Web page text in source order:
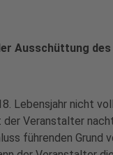
Ausschüttung des
Lebensjahr nicht
Veranstalter
führenden